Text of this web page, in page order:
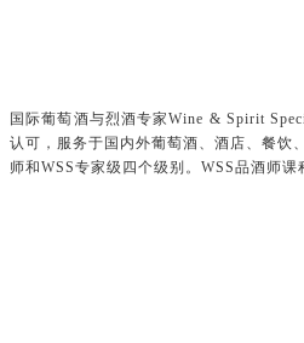
国际葡萄酒与烈酒专家Wine & Spirit
认可，服务于国内外葡萄酒、酒店、餐饮
师和WSS专家级四个级别。WSS品酒师